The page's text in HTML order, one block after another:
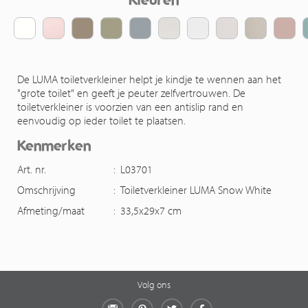
De LUMA toiletverkleiner helpt je kindje te wennen aan het
"grote toilet" en geeft je peuter zelfvertrouwen. De
toiletverkleiner is voorzien van een antislip rand en
eenvoudig op ieder toilet te plaatsen.
Kenmerken
Art. nr. : L03701
Omschrijving
: Toiletverkleiner LUMA Snow White
Afmeting/maat
: 33,5x29x7 cm
Volg ons